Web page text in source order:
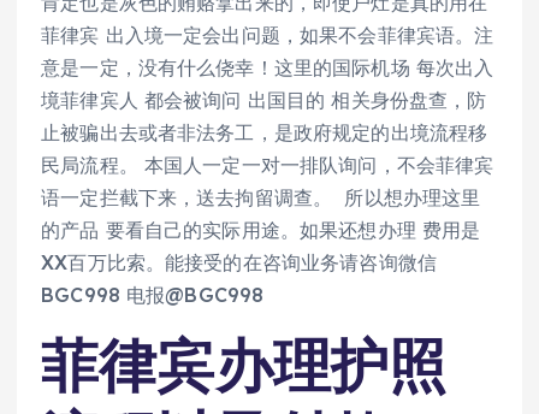
菲律宾 出入境一定会出问题，如果不会菲律宾语。注
意是一定，没有什么侥幸！这里的国际机场 每次出入
境菲律宾人 都会被询问 出国目的 相关身份盘查，防
止被骗出去或者非法务工，是政府规定的出境流程移
民局流程。 本国人一定一对一排队询问，不会菲律宾
语一定拦截下来，送去拘留调查。 所以想办理这里
的产品 要看自己的实际用途。如果还想办理 费用是
XX百万比索。能接受的在咨询业务请咨询微信
BGC998 电报@BGC998
菲律宾办理护照